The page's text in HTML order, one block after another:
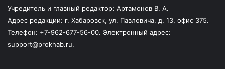
Учредитель и главный редактор: Артамонов В. А.
Адрес редакции: г. Хабаровск, ул. Павловича, д. 13, офис 375.
Телефон: +7-962-677-56-00. Электронный адрес:
support@prokhab.ru.